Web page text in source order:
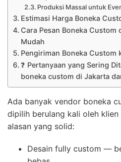
Produksi Massal untuk
Estimasi Harga Boneka
Cara Pesan Boneka
Mudah
Pengiriman Boneka Custom
❓ Pertanyaan yang Sering
boneka custom di Jakarta
Ada banyak vendor boneka
dipilih berulang kali oleh klien
alasan yang solid:
Desain fully custom —